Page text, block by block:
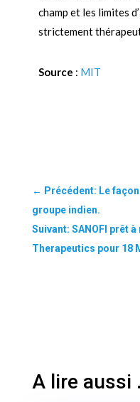
champ et les limites
strictement
Source : MIT
← Précédent: Le
groupe indien.
Suivant: SANOFI prêt
Therapeutics pour 18
A lire aussi